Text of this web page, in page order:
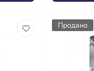
Продано